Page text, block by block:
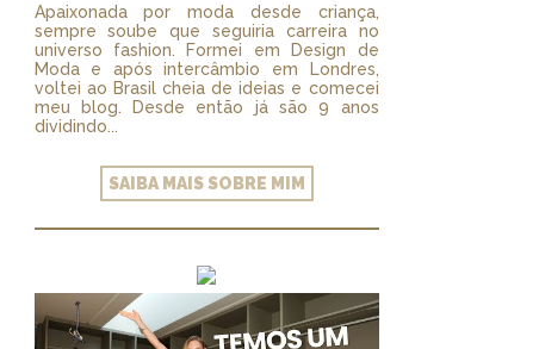
Apaixonada por moda desde criança,
sempre soube que seguiria carreira no
universo fashion. Formei em Design de
Moda e após intercâmbio em Londres,
voltei ao Brasil cheia de ideias e comecei
meu blog. Desde então já são 9 anos
dividindo...
SAIBA MAIS SOBRE MIM